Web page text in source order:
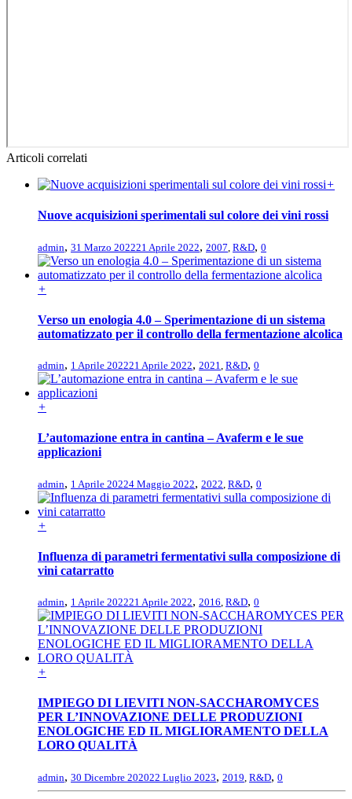
Articoli correlati
+
Nuove acquisizioni sperimentali sul colore dei vini rossi
admin, 31 Marzo 202221 Aprile 2022, 2007 R&D, 0
+
Verso un enologia 4.0 – Sperimentazione di un sistema
automatizzato per il controllo della fermentazione alcolica
admin, 1 Aprile 202221 Aprile 2022, 2021, R&D, 0
+
L’automazione entra in cantina – Avaferm e le sue
applicazioni
admin, 1 Aprile 20224 Maggio 2022, 2022 R&D, 0
+
Influenza di parametri fermentativi sulla composizione di
vini catarratto
admin, 1 Aprile 202221 Aprile 2022, 2016, R&D, 0
+
IMPIEGO DI LIEVITI NON-SACCHAROMYCES
PER L’INNOVAZIONE DELLE PRODUZIONI
ENOLOGICHE ED IL MIGLIORAMENTO DELLA
LORO QUALITÀ
admin, 30 Dicembre 202022 Luglio 2023, 2019 R&D, 0